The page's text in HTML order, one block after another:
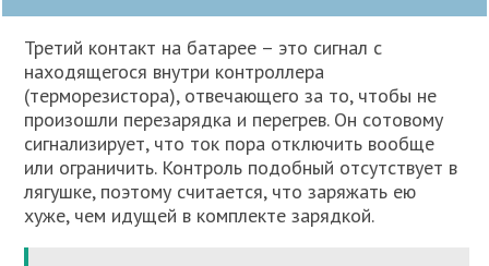
Третий контакт на батарее – это сигнал с
находящегося внутри контроллера
(терморезистора), отвечающего за то, чтобы не
произошли перезарядка и перегрев. Он сотовому
сигнализирует, что ток пора отключить вообще
или ограничить. Контроль подобный отсутствует в
лягушке, поэтому считается, что заряжать ею
хуже, чем идущей в комплекте зарядкой.